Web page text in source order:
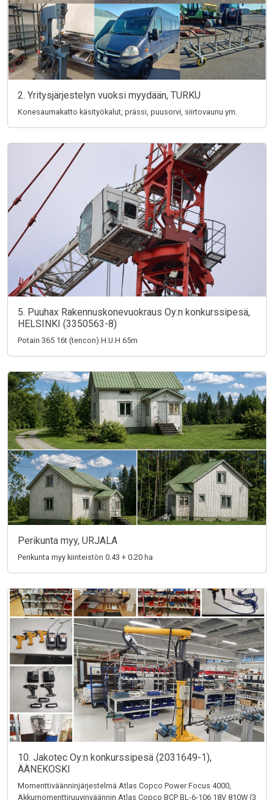
2. Yritysjärjestelyn vuoksi myydään, TURKU
Konesaumakatto käsityökalut, prässi, puusorvi, siirtovaunu ym.
5. Puuhax Rakennuskonevuokraus Oy:n konkurssipesä,
HELSINKI (3350563-8)
Potain 365 16t (tencon) H.U.H 65m
Perikunta myy, URJALA
Perikunta myy kiinteistön 0.43 + 0.20 ha
10. Jakotec Oy:n konkurssipesä (2031649-1),
ÄÄNEKOSKI
Momenttiväänninjärjestelmä Atlas Copco Power Focus 4000,
Akkumomenttiruuvinväännin Atlas Copco BCP BL-6-106 18V 810W (3